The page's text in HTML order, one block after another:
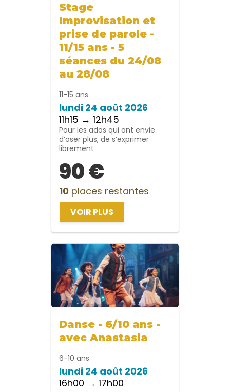
Stage
Improvisation et
prise de parole -
11/15 ans - 5
séances du 24/08
au 28/08
11-15 ans
lundi 24 août 2026
11h15 → 12h45
Pour les ados qui ont envie
d’oser plus, de s’exprimer
librement
90 €
10 places restantes
VOIR PLUS
Danse - 6/10 ans -
avec Anastasia
6-10 ans
lundi 24 août 2026
16h00 → 17h00